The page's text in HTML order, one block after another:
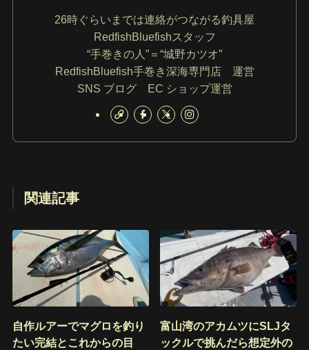
26時ぐらいまでは連絡がつながる釣具屋
RedfishBluefishスタッフ
“手巻きの人”＝“城野カツオ”
RedfishBluefish手巻き深海専門店 運営
SNS ブログ EC ショップ運営
関連記事
自作ルアーでマグロを釣り
たい完結とこれからの目
富山湾のアカムツにSLJタ
ックルで挑んだら想定外の